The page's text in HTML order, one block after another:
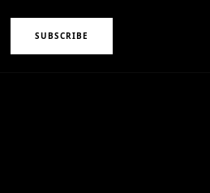
SUBSCRIBE